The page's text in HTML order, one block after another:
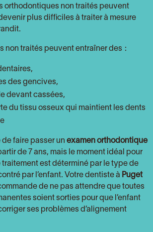
orthodontiques non traités peuvent
plus difficiles à traiter à mesure
non traités peuvent entraîner des :
des gencives,
devant cassées,
du tissu osseux qui maintient les dents
de faire passer un examen orthodontique
de 7 ans, mais le moment idéal pour
traitement est déterminé par le type de
par l’enfant. Votre dentiste à Puget
de ne pas attendre que toutes
soient sorties pour que l’enfant
ses problèmes d’alignement